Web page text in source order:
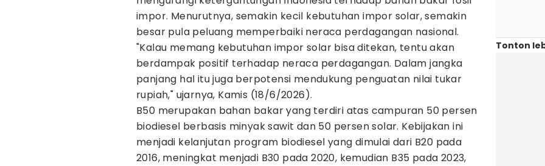
impor. Menurutnya, semakin kecil kebutuhan impor solar, semakin
besar pula peluang memperbaiki neraca perdagangan nasional.
"Kalau memang kebutuhan impor solar bisa ditekan, tentu akan
berdampak positif terhadap neraca perdagangan. Dalam jangka
panjang hal itu juga berpotensi mendukung penguatan nilai tukar
rupiah," ujarnya, Kamis (18/6/2026).
B50 merupakan bahan bakar yang terdiri atas campuran 50 persen
biodiesel berbasis minyak sawit dan 50 persen solar. Kebijakan ini
menjadi kelanjutan program biodiesel yang dimulai dari B20 pada
2016, meningkat menjadi B30 pada 2020, kemudian B35 pada 2023,
Tonton